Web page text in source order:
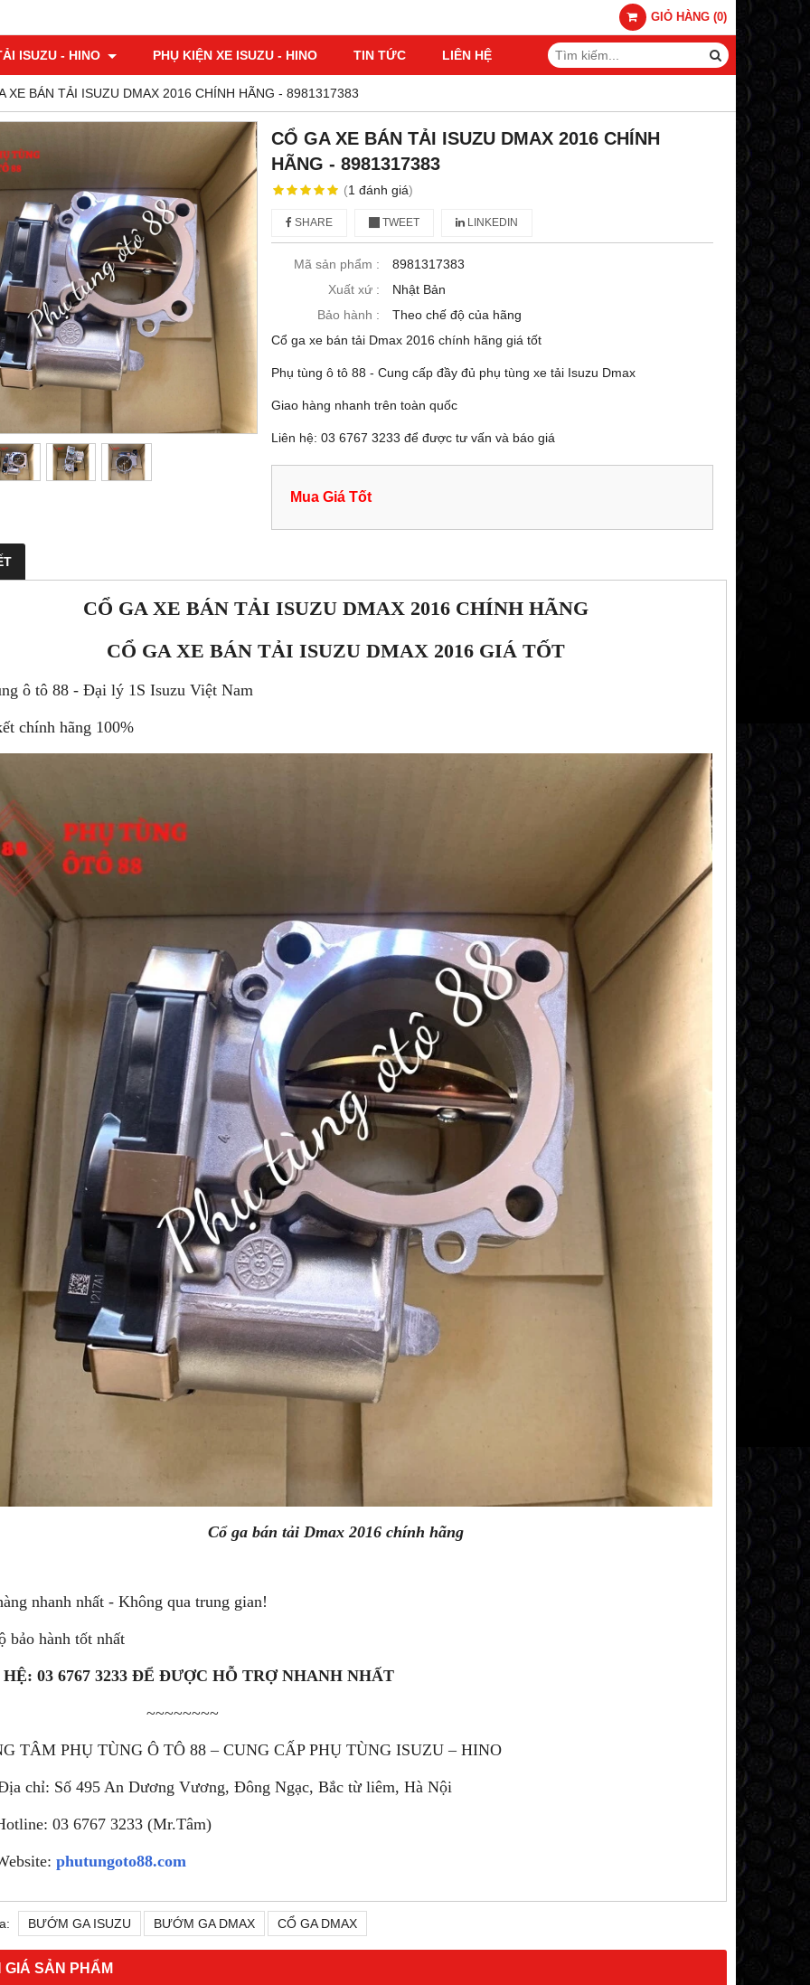
GIỎ HÀNG (0)
ISUZU - HINO PHỤ KIỆN XE ISUZU - HINO TIN TỨC LIÊN HỆ
XE BÁN TẢI ISUZU DMAX 2016 CHÍNH HÃNG - 8981317383
CỔ GA XE BÁN TẢI ISUZU DMAX 2016 CHÍNH
HÃNG - 8981317383
(1 đánh giá)
SHARE TWEET LINKEDIN
Mã sản phẩm :
8981317383
Xuất xứ :
Nhật Bản
Bảo hành :
Theo chế độ của hãng
Cổ ga xe bán tải Dmax 2016 chính hãng giá tốt
Phụ tùng ô tô 88 - Cung cấp đầy đủ phụ tùng xe tải Isuzu Dmax
Giao hàng nhanh trên toàn quốc
Liên hệ: 03 6767 3233 để được tư vấn và báo giá
Mua Giá Tốt
CỔ GA XE BÁN TẢI ISUZU DMAX 2016 CHÍNH HÃNG
CỔ GA XE BÁN TẢI ISUZU DMAX 2016 GIÁ TỐT
ô tô 88 - Đại lý 1S Isuzu Việt Nam
chính hãng 100%
Cổ ga bán tải Dmax 2016 chính hãng
nhanh nhất - Không qua trung gian!
bảo hành tốt nhất
03 6767 3233 ĐỂ ĐƯỢC HỖ TRỢ NHANH NHẤT
~~~~~~~~
TÂM PHỤ TÙNG Ô TÔ 88 – CUNG CẤP PHỤ TÙNG ISUZU – HINO
chỉ: Số 495 An Dương Vương, Đông Ngạc, Bắc từ liêm, Hà Nội
03 6767 3233 (Mr.Tâm)
phutungoto88.com
BƯỚM GA ISUZU BƯỚM GA DMAX CỔ GA DMAX
SẢN PHẨM